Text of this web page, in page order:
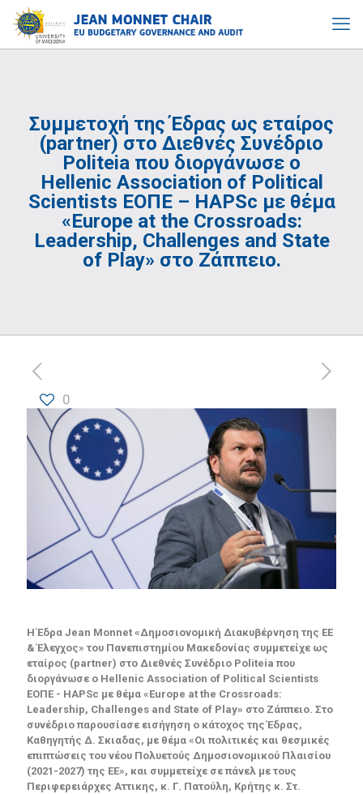
Συμμετοχή της Έδρας ως εταίρος
(partner) στο Διεθνές Συνέδριο
Politeia που διοργάνωσε ο
Hellenic Association of Political
Scientists ΕΟΠΕ – HAPSc με θέμα
«Europe at the Crossroads:
Leadership, Challenges and State
of Play» στο Ζάππειο.
0
Η Έδρα Jean Monnet «Δημοσιονομική Διακυβέρνηση της ΕΕ
& Έλεγχος» του Πανεπιστημίου Μακεδονίας συμμετείχε ως
εταίρος (partner) στο Διεθνές Συνέδριο Politeia που
διοργάνωσε ο Hellenic Association of Political Scientists
ΕΟΠΕ - HAPSc με θέμα «Europe at the Crossroads:
Leadership, Challenges and State of Play» στο Ζάππειο. Στο
συνέδριο παρουσίασε εισήγηση ο κάτοχος της Έδρας,
Καθηγητής Δ. Σκιαδας, με θέμα «Οι πολιτικές και θεσμικές
επιπτώσεις του νέου Πολυετούς Δημοσιονομικού Πλαισίου
(2021-2027) της ΕΕ», και συμμετείχε σε πάνελ με τους
Περιφερειάρχες Αττικης, κ. Γ. Πατούλη, Κρήτης κ. Στ.